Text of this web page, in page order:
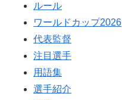
ルール
ワールドカップ2026
代表監督
注目選手
用語集
選手紹介